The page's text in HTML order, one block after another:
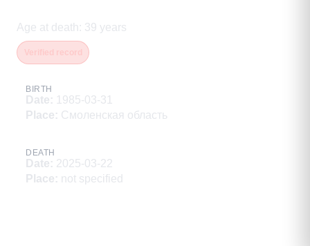
Age at death : 39 years
BIRTH
Date: 1985-03-31
Place: Смоленская область
DEATH
Date: 2025-03-22
Place: not specified